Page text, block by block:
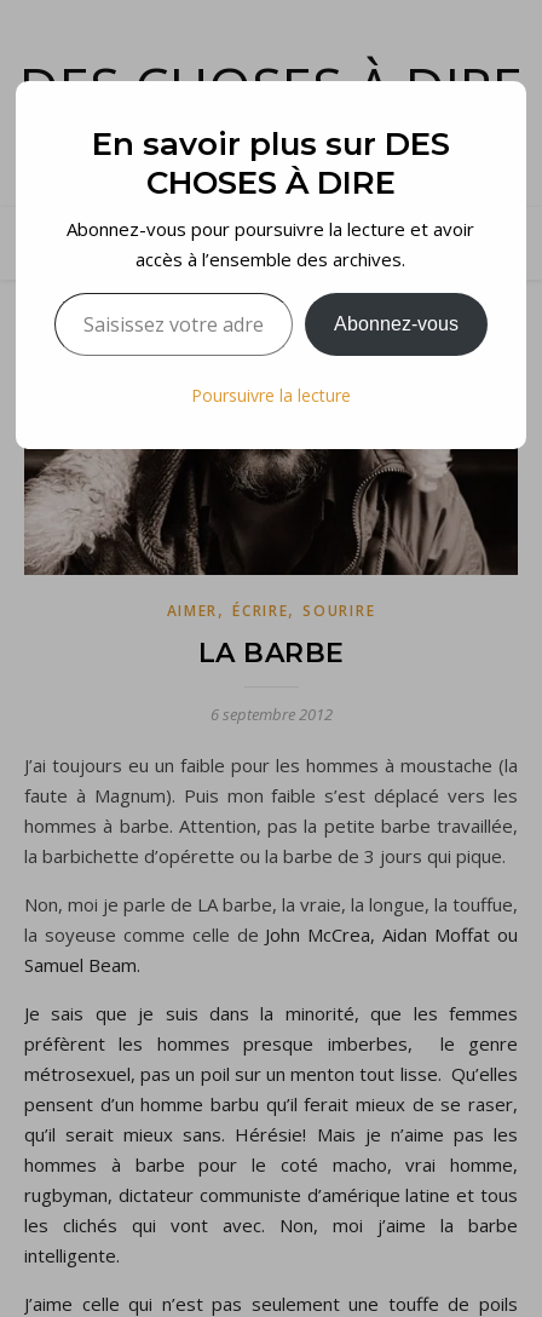
DES CHOSES À DIRE
et voilà…
AIMER,ÉCRIRE,SOURIRE
LA BARBE
6 septembre 2012
J’ai toujours eu un faible pour les hommes à moustache (la
faute à Magnum). Puis mon faible s’est déplacé vers les
hommes à barbe. Attention, pas la petite barbe travaillée,
la barbichette d’opérette ou la barbe de 3 jours qui pique.
Non, moi je parle de LA barbe, la vraie, la longue, la touffue,
la soyeuse comme celle de John McCrea, Aidan Moffat ou
Samuel Beam.
Je sais que je suis dans la minorité, que les femmes
préfèrent les hommes presque imberbes, le genre
métrosexuel, pas un poil sur un menton tout lisse. Qu’elles
pensent d’un homme barbu qu’il ferait mieux de se raser,
qu’il serait mieux sans. Hérésie! Mais je n’aime pas les
hommes à barbe pour le coté macho, vrai homme,
rugbyman, dictateur communiste d’amérique latine et tous
les clichés qui vont avec. Non, moi j’aime la barbe
intelligente.
J’aime celle qui n’est pas seulement une touffe de poils
En savoir plus sur DES
CHOSES À DIRE
Abonnez-vous pour poursuivre la lecture et avoir
accès à l’ensemble des archives.
Saisissez votre adresse e-mail…
Abonnez-vous
Poursuivre la lecture